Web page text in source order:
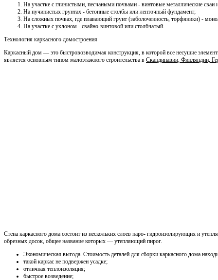
На участке с глинистыми, песчаными почвами - винтовые металлические
На пучинистых грунтах - бетонные столбы или ленточный фундамент;
На сложных почвах, где плавающий грунт (заболоченность, торфяники) -
На участке с уклоном - свайно-винтовой или столбчатый.
Технология каркасного домостроения
Каркасный дом — это быстровозводимая конструкция, в которой все несущие
является основным типом малоэтажного строительства в Скандинавии, Финляндии,
Стена каркасного дома состоит из нескольких слоев паро- гидроизолирующих и
обрезных досок, общее название которых — утепляющий пирог.
Экономическая выгода. Стоимость деталей для сборки каркасного дома
такой каркас не подвержен усадке;
отличная теплоизоляция;
быстрое возведение;